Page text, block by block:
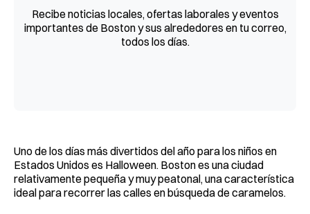
Recibe noticias locales, ofertas laborales y eventos
importantes de Boston y sus alrededores en tu correo,
todos los días.
Uno de los días más divertidos del año para los niños en
Estados Unidos es Halloween. Boston es una ciudad
relativamente pequeña y muy peatonal, una característica
ideal para recorrer las calles en búsqueda de caramelos.